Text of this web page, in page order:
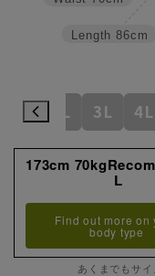
Length 86cm
LL 3L 4L
173cm
L
Find out more on
body type
あくまでもサ